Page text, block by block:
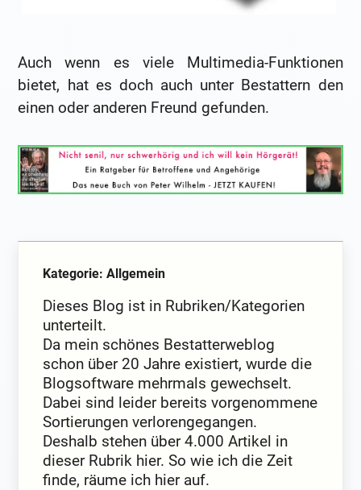
Auch wenn es viele Multimedia-Funktionen
bietet, hat es doch auch unter Bestattern den
einen oder anderen Freund gefunden.
Kategorie: Allgemein
Dieses Blog ist in Rubriken/Kategorien
unterteilt.
Da mein schönes Bestatterweblog
schon über 20 Jahre existiert, wurde die
Blogsoftware mehrmals gewechselt.
Dabei sind leider bereits vorgenommene
Sortierungen verlorengegangen.
Deshalb stehen über 4.000 Artikel in
dieser Rubrik hier. So wie ich die Zeit
finde, räume ich hier auf.